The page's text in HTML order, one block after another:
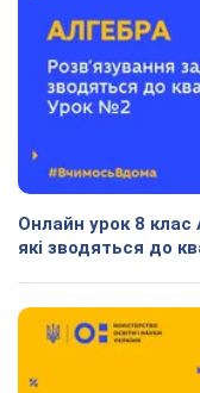
Онлайн урок 8 клас
які зводяться до